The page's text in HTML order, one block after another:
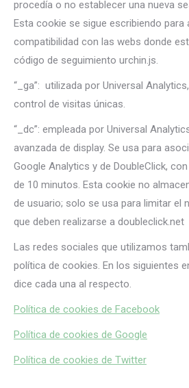
procedía o no establecer una nueva
Esta cookie se sigue escribiendo para
compatibilidad con las webs donde
código de seguimiento urchin.js.
“_ga”: utilizada por Universal
control de visitas únicas.
“_dc”: empleada por Universal
avanzada de display. Se usa para
Google Analytics y de DoubleClick,
de 10 minutos. Esta cookie no
de usuario; solo se usa para limitar el
que deben realizarse a doubleclick.net
Las redes sociales que utilizamos
política de cookies. En los siguientes
dice cada una al respecto.
Política de cookies de Facebook
Política de cookies de Google
Política de cookies de Twitter